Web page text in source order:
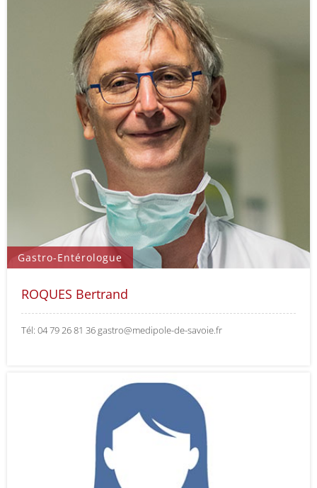
Gastro-Entérologue
ROQUES Bertrand
Tél: 04 79 26 81 36 gastro@medipole-de-savoie.fr